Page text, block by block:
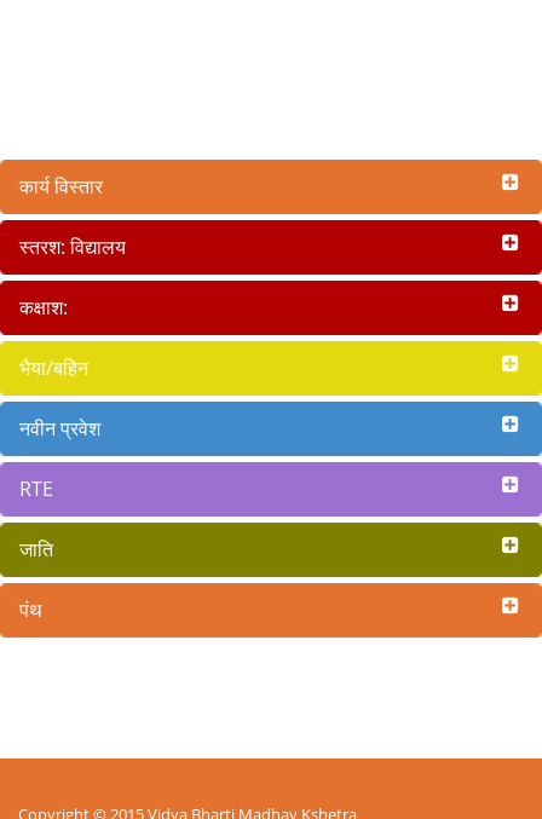
कार्य विस्तार
स्तरश: विद्यालय
कक्षाश:
भैया/बहिन
नवीन प्रवेश
RTE
जाति
पंथ
Copyright © 2015 Vidya Bharti Madhay Kshetra